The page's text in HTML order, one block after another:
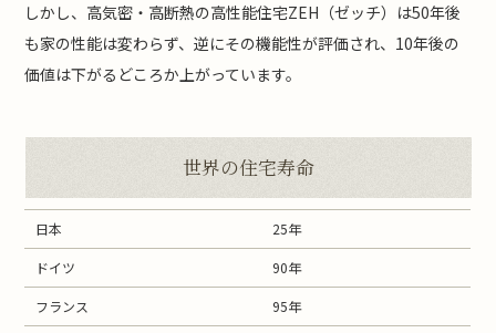
しかし、高気密・高断熱の高性能住宅ZEH（ゼッチ）は50年後
も家の性能は変わらず、逆にその機能性が評価され、10年後の
価値は下がるどころか上がっています。
世界の住宅寿命
日本 25年
ドイツ 90年
フランス 95年